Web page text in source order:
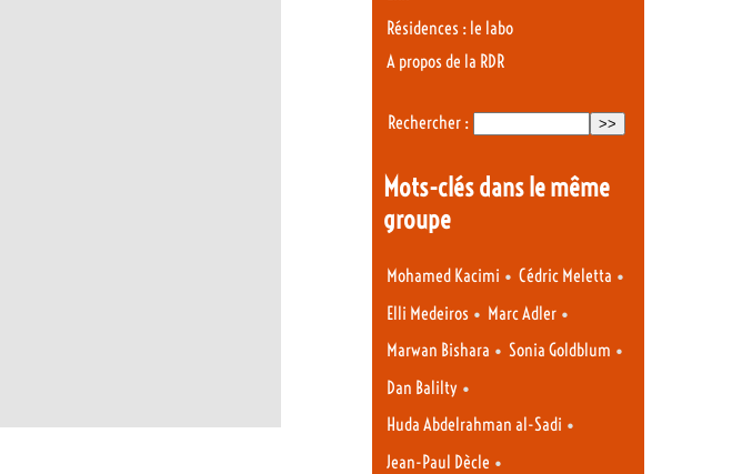
Résidences : le labo
A propos de la RDR
Rechercher :
Mots-clés dans le même
groupe
Mohamed Kacimi • Cédric Meletta •
Elli Medeiros • Marc Adler •
Marwan Bishara • Sonia Goldblum •
Dan Balilty •
Huda Abdelrahman al-Sadi •
Jean-Paul Dècle •